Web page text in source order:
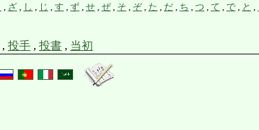
ざ し じ す ず せ ぜ, そ ぞ, た だ ち つ て で と
, 投手 , 投書 , 当初